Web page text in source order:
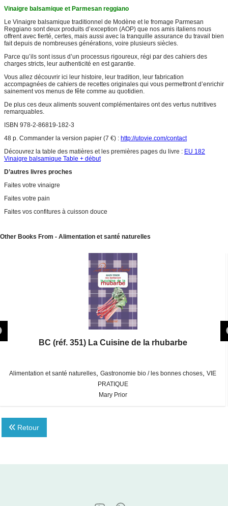
Vinaigre balsamique et Parmesan reggiano
Le Vinaigre balsamique traditionnel de Modène et le fromage Parmesan
Reggiano sont deux produits d’exception (AOP) que nos amis italiens nous
offrent avec fierté, certes, mais aussi avec la tranquille assurance du travail bien
fait depuis de nombreuses générations, voire plusieurs siècles.
Parce qu’ils sont issus d’un processus rigoureux, régi par des cahiers des
charges stricts, leur authenticité en est garantie.
Vous allez découvrir ici leur histoire, leur tradition, leur fabrication
accompagnées de cahiers de recettes originales qui vous permettront d’enrichir
sainement vos menus de fête comme au quotidien.
De plus ces deux aliments souvent complémentaires ont des vertus nutritives
remarquables.
ISBN 978-2-86819-182-3
48 p. Commander la version papier (7 €) : http://utovie.com/contact
Découvrez la table des matières et les premières pages du livre : EU 182
Vinaigre balsamique Table + début
D’autres livres proches
Faites votre vinaigre
Faites votre pain
Faites vos confitures à cuisson douce
Other Books From - Alimentation et santé naturelles
BC (réf. 351) La Cuisine de la rhubarbe
Alimentation et santé naturelles, Gastronomie bio / les bonnes choses, VIE
PRATIQUE
Mary Prior
Retour